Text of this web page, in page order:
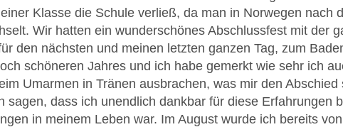
Klasse die Schule verließ, da man in Norwegen nach
Wir hatten ein wunderschönes Abschlussfest mit der
den nächsten und meinen letzten ganzen Tag, zum
schöneren Jahres und ich habe gemerkt wie sehr ich
Umarmen in Tränen ausbrachen, was mir den Abschied
sagen, dass ich unendlich dankbar für diese Erfahrungen
in meinem Leben war. Im August wurde ich bereits